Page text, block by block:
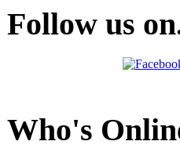
Follow us
Who's